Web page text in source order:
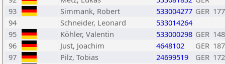
93
Simmank, Robert 533004277 GER
94
Schneider, Leonard
533014264
95
Köhler, Valentin 533000298 GER
96
Just, Joachim 4648102 GER
97
Pilz, Tobias 24699519 GER